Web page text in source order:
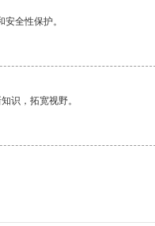
全性保护。
识，拓宽视野。